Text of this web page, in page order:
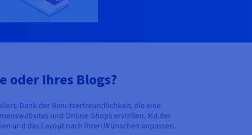
oder Ihres Blogs?
Dank der Benutzerfreundlichkeit, die eine
und Online-Shops erstellen. Mit der
und das Layout nach Ihren Wünschen anpassen.